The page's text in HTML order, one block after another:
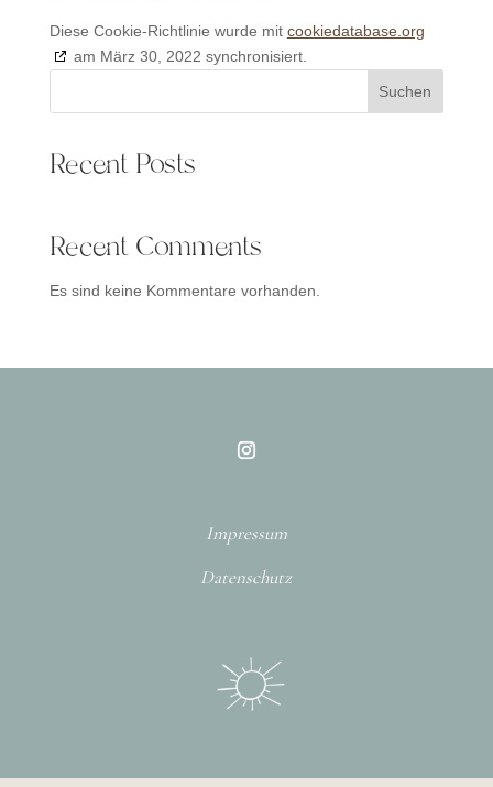
Diese Cookie-Richtlinie wurde mit cookiedatabase.org
am März 30, 2022 synchronisiert.
Suchen
Recent Posts
Recent Comments
Es sind keine Kommentare vorhanden.
Impressum
Datenschutz